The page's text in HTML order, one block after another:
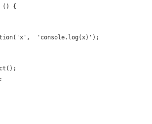
() {
'console.log(x)');